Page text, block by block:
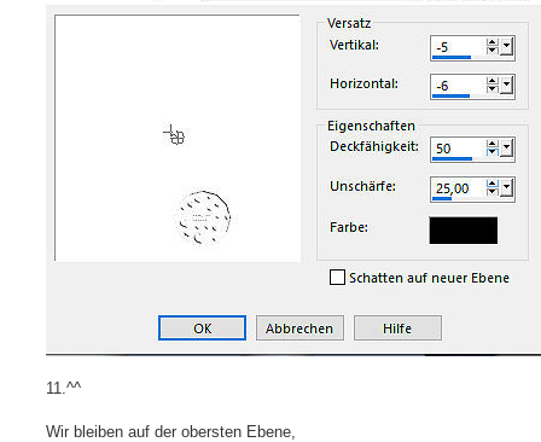
11.^^
Wir bleiben auf der obersten Ebene,